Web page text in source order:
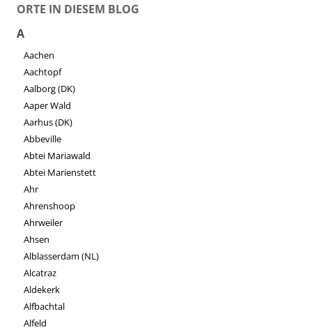
ORTE IN DIESEM BLOG
A
Aachen
Aachtopf
Aalborg (DK)
Aaper Wald
Aarhus (DK)
Abbeville
Abtei Mariawald
Abtei Marienstett
Ahr
Ahrenshoop
Ahrweiler
Ahsen
Alblasserdam (NL)
Alcatraz
Aldekerk
Alfbachtal
Alfeld